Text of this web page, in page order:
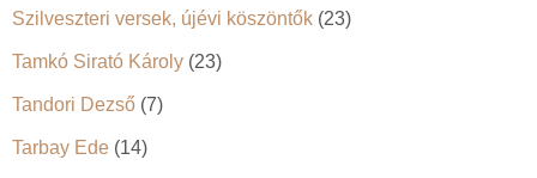
Szilveszteri versek, újévi köszöntők (23)
Tamkó Sirató Károly (23)
Tandori Dezső (7)
Tarbay Ede (14)